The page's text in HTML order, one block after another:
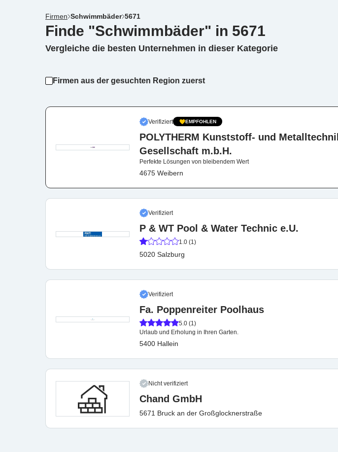
Firmen Schwimmbäder 5671
Finde "Schwimmbäder" in 5671
Vergleiche die besten Unternehmen in dieser Kategorie
Firmen aus der gesuchten Region zuerst
Verifiziert EMPFOHLEN
POLYTHERM Kunststoff- und
Gesellschaft m.b.H.
Perfekte Lösungen von bleibendem Wert
4675 Weibern
Verifiziert
P & WT Pool & Water Technic e.U.
1.0 (1)
5020 Salzburg
Verifiziert
Fa. Poppenreiter Poolhaus
5.0 (1)
Urlaub und Erholung in Ihren Garten.
5400 Hallein
Nicht verifiziert
Chand GmbH
5671 Bruck an der Großglocknerstraße